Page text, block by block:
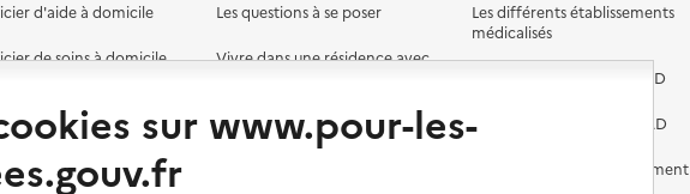
d'aide à domicile
de soins à domicile
Les questions à se poser
Vivre dans une résidence avec
Vivre chez un proche
Les différents établissements
médicalisés
Préparer l'entrée en EHPAD
Aides financières en EHPAD
Prévention, accompagnement
sur www.pour-les-